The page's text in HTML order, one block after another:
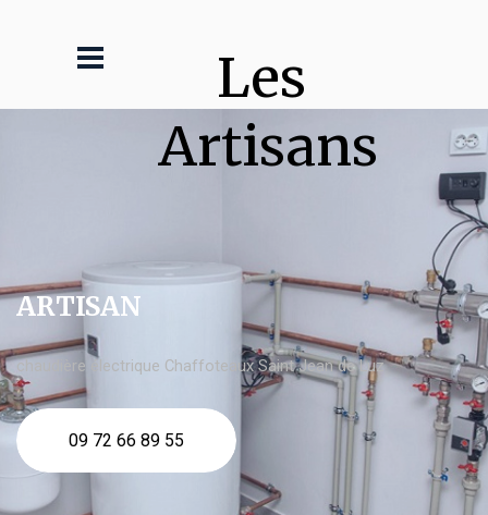
Les
Artisans
ARTISAN
chaudière électrique Chaffoteaux Saint Jean de Luz
09 72 66 89 55